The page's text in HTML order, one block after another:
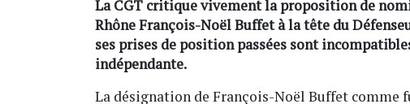
La CGT critique vivement la proposition de
Rhône François-Noël Buffet à la tête du
ses prises de position passées sont
indépendante.
La désignation de François-Noël Buffet comme